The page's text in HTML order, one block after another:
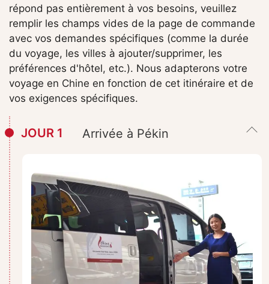
répond pas entièrement à vos besoins, veuillez
remplir les champs vides de la page de commande
avec vos demandes spécifiques (comme la durée
du voyage, les villes à ajouter/supprimer, les
préférences d'hôtel, etc.). Nous adapterons votre
voyage en Chine en fonction de cet itinéraire et de
vos exigences spécifiques.
JOUR 1 Arrivée à Pékin